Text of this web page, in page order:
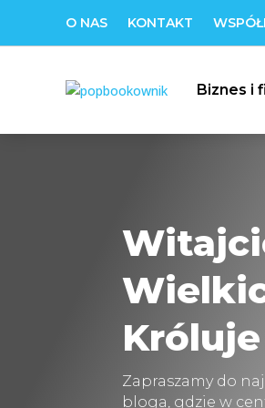
O NAS KONTAKT
Biznes i
Zapraszamy do
bloga, gdzie w